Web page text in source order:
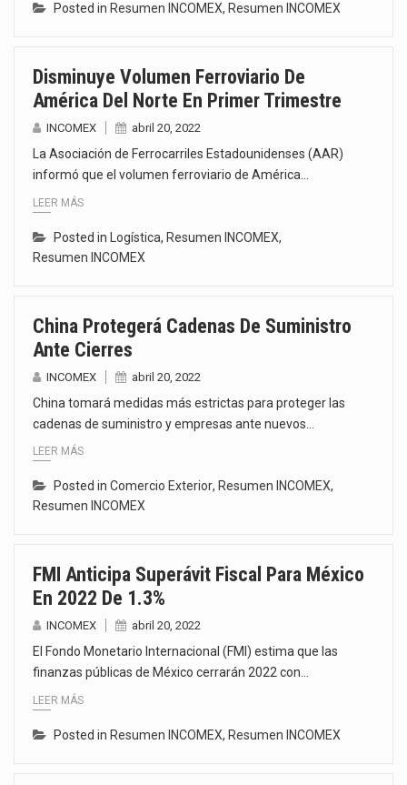
Posted in Resumen INCOMEX, Resumen INCOMEX
Disminuye Volumen Ferroviario De
América Del Norte En Primer Trimestre
INCOMEX abril 20, 2022
La Asociación de Ferrocarriles Estadounidenses (AAR)
informó que el volumen ferroviario de América…
LEER MÁS
Posted in Logística, Resumen INCOMEX,
Resumen INCOMEX
China Protegerá Cadenas De Suministro
Ante Cierres
INCOMEX abril 20, 2022
China tomará medidas más estrictas para proteger las
cadenas de suministro y empresas ante nuevos…
LEER MÁS
Posted in Comercio Exterior, Resumen INCOMEX,
Resumen INCOMEX
FMI Anticipa Superávit Fiscal Para México
En 2022 De 1.3%
INCOMEX abril 20, 2022
El Fondo Monetario Internacional (FMI) estima que las
finanzas públicas de México cerrarán 2022 con…
LEER MÁS
Posted in Resumen INCOMEX, Resumen INCOMEX